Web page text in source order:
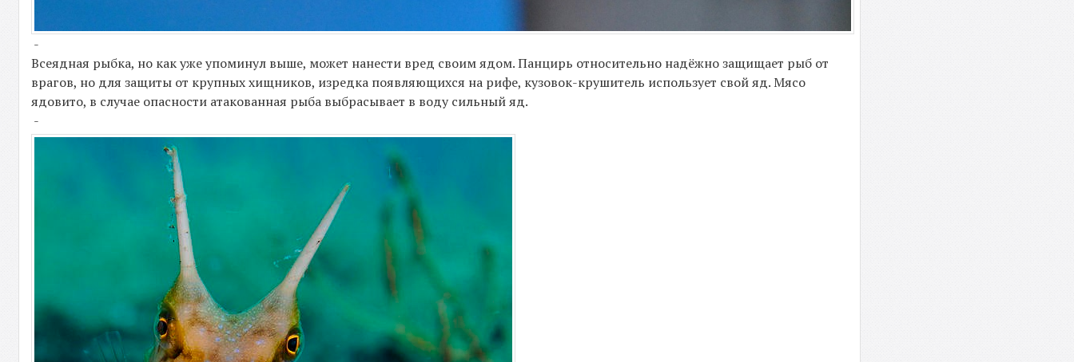
-
Всеядная рыбка, но как уже упоминул выше, может нанести вред своим ядом. Панцирь относительно надёжно защищает рыб от
врагов, но для защиты от крупных хищников, изредка появляющихся на рифе, кузовок-крушитель использует свой яд. Мясо
ядовито, в случае опасности атакованная рыба выбрасывает в воду сильный яд.
-